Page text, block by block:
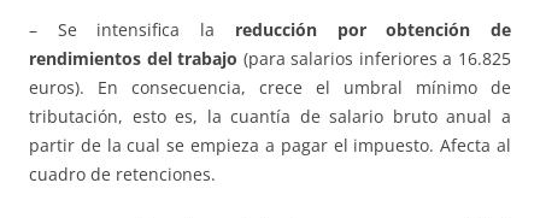
– Se intensifica la reducción por obtención de
rendimientos del trabajo (para salarios inferiores a 16.825
euros). En consecuencia, crece el umbral mínimo de
tributación, esto es, la cuantía de salario bruto anual a
partir de la cual se empieza a pagar el impuesto. Afecta al
cuadro de retenciones.